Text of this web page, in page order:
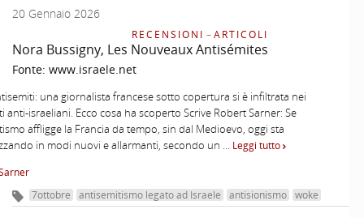
20 Gennaio 2026
RECENSIONI –ARTICOLI
Nora Bussigny, Les Nouveaux Antisémites
Fonte: www.israele.net
una giornalista francese sotto copertura si è infiltrata nei
anti-israeliani. Ecco cosa ha scoperto Scrive Robert Sarner: Se
affligge la Francia da tempo, sin dal Medioevo, oggi sta
in modi nuovi e allarmanti, secondo un … Leggi tutto
7ottobre antisemitismo legato ad Israele antisionismo woke